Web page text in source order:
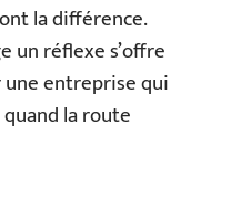
la différence.
un réflexe s’offre
une entreprise qui
la route